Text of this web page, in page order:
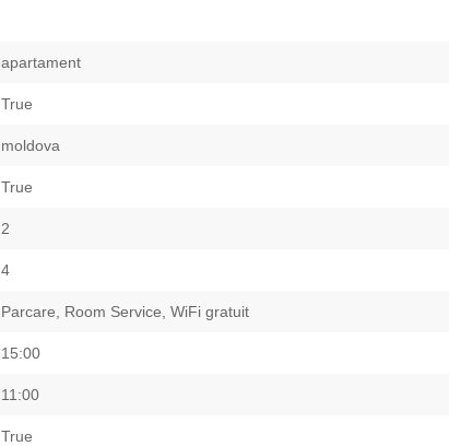
apartament
True
moldova
True
2
4
Parcare, Room Service, WiFi gratuit
15:00
11:00
True